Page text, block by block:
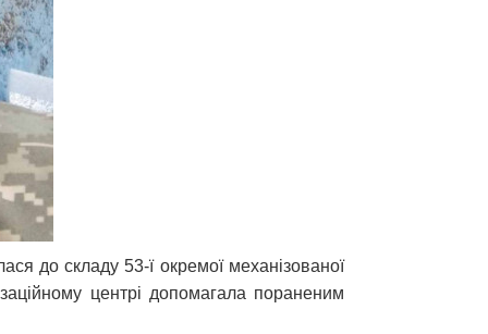
до складу 53-ї окремої механізованої
центрі допомагала пораненим